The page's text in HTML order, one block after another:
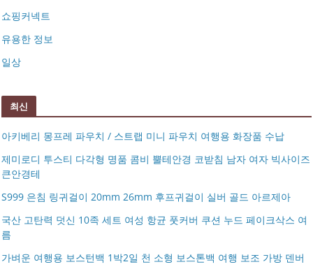
쇼핑커넥트
유용한 정보
일상
최신
아키베리 몽프레 파우치 / 스트랩 미니 파우치 여행용 화장품 수납
제미로디 투스티 다각형 명품 콤비 뿔테안경 코받침 남자 여자 빅사이즈
큰안경테
S999 은침 링귀걸이 20mm 26mm 후프귀걸이 실버 골드 아르제아
국산 고탄력 덧신 10족 세트 여성 항균 풋커버 쿠션 누드 페이크삭스 여
름
가벼운 여행용 보스턴백 1박2일 천 소형 보스톤백 여행 보조 가방 덴버
아키베리 몽프레 파우치 / 스트랩 미니 파우치 여행용 화장
품 수납
제미로디 투스티 다각형 명품 콤비 뿔테안경 코받침 남자